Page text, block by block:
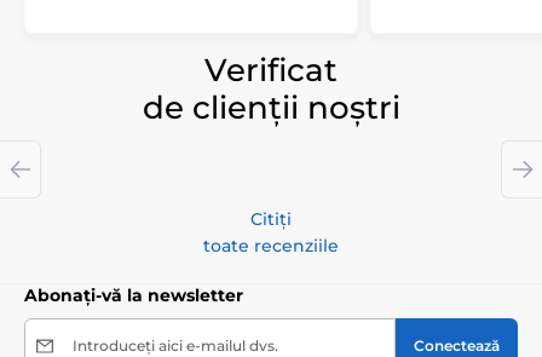
Verificat
de clienții noștri
Citiți
toate recenziile
Abonați-vă la newsletter
Introduceți aici e-mailul dvs. Conectează